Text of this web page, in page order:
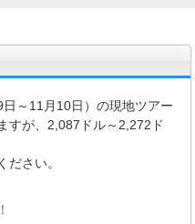
～11月10日）の現地ツアー
すが、2,087ドル～2,272ド
ださい。